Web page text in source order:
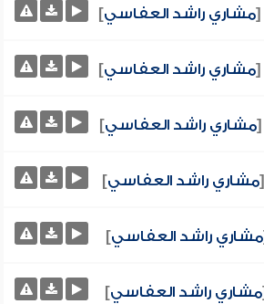
[مشاري راشد العفاسي]
[مشاري راشد العفاسي]
[مشاري راشد العفاسي]
[مشاري راشد العفاسي]
مشاري راشد العفاسي]
[مشاري راشد العفاسي]